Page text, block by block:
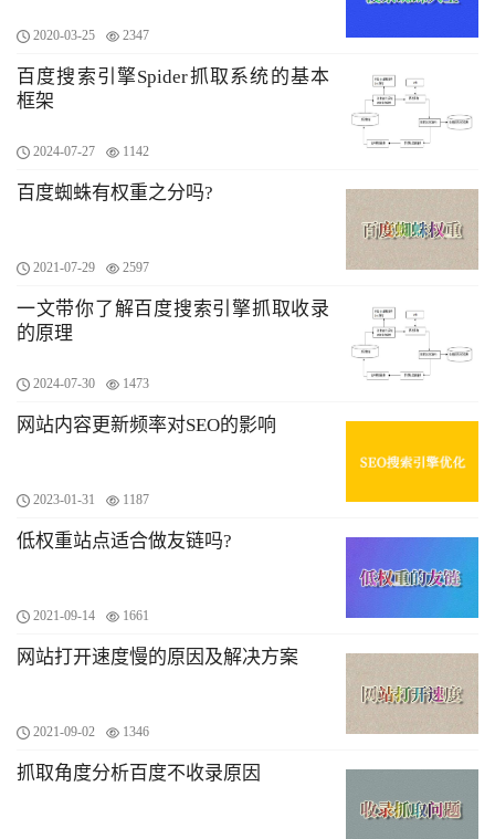
2020-03-25 2347
百度搜索引擎Spider抓取系统的基本
框架
2024-07-27 1142
百度蜘蛛有权重之分吗?
2021-07-29 2597
一文带你了解百度搜索引擎抓取收录
的原理
2024-07-30 1473
网站内容更新频率对SEO的影响
2023-01-31 1187
低权重站点适合做友链吗?
2021-09-14 1661
网站打开速度慢的原因及解决方案
2021-09-02 1346
抓取角度分析百度不收录原因